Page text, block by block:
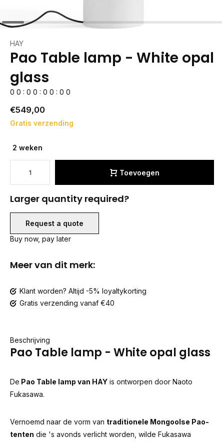
HAY
Pao Table lamp - White opal
glass
0 0 : 0 0 : 0 0 : 0 0
€549,00
Gratis verzending
2 weken
Toevoegen
Larger quantity required?
Request a quote
Buy now, pay later
Meer van dit merk:
Klant worden? Altijd -5% loyaltykorting
Gratis verzending vanaf €40
Beschrijving
Pao Table lamp - White opal glass
De Pao Table lamp van HAY is ontworpen door Naoto
Fukasawa.
Vernoemd naar de vorm van traditionele Mongoolse Pao-
tenten die 's avonds verlicht worden, wilde Fukasawa